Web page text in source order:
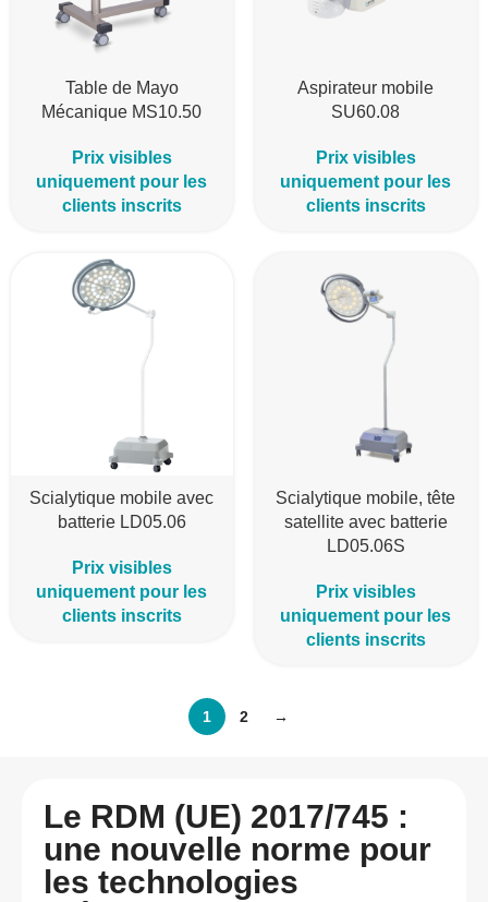
Table de Mayo
Mécanique MS10.50
Prix visibles
uniquement pour les
clients inscrits
Aspirateur mobile
SU60.08
Prix visibles
uniquement pour les
clients inscrits
Scialytique mobile avec
batterie LD05.06
Prix visibles
uniquement pour les
clients inscrits
Scialytique mobile, tête
satellite avec batterie
LD05.06S
Prix visibles
uniquement pour les
clients inscrits
1 2 →
Le RDM (UE) 2017/745 :
une nouvelle norme pour
les technologies